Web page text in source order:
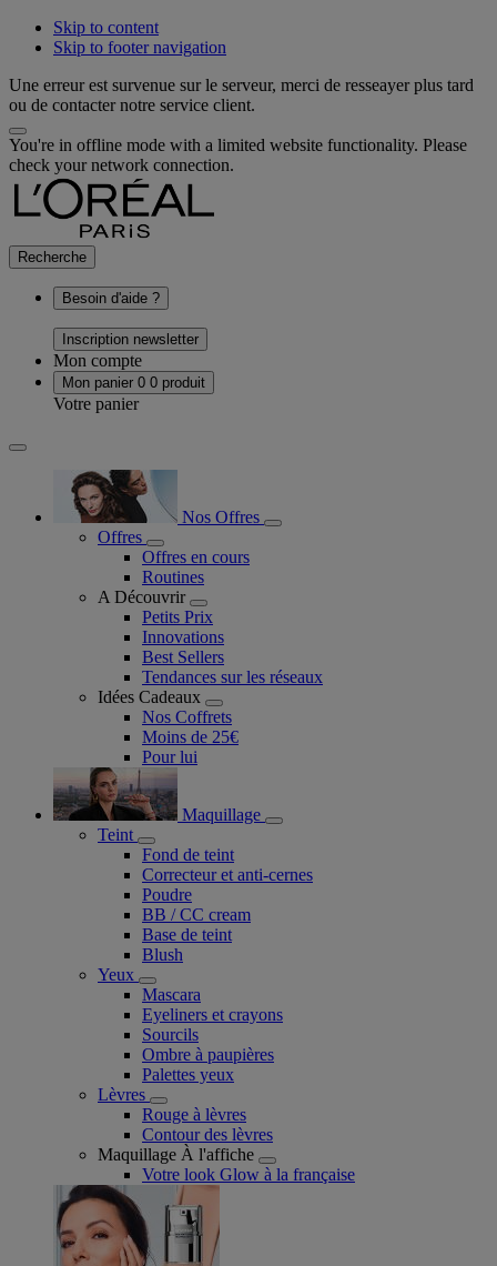
Skip to content
Skip to footer navigation
Une erreur est survenue sur le serveur, merci de resseayer plus tard
ou de contacter notre service client.
You're in offline mode with a limited website functionality. Please
check your network connection.
Recherche
Besoin d'aide ?
Inscription newsletter
Mon compte
Mon panier 0 0 produit
Votre panier
Nos Offres
Offres
Offres en cours
Routines
A Découvrir
Petits Prix
Innovations
Best Sellers
Tendances sur les réseaux
Idées Cadeaux
Nos Coffrets
Moins de 25€
Pour lui
Maquillage
Teint
Fond de teint
Correcteur et anti-cernes
Poudre
BB / CC cream
Base de teint
Blush
Yeux
Mascara
Eyeliners et crayons
Sourcils
Ombre à paupières
Palettes yeux
Lèvres
Rouge à lèvres
Contour des lèvres
Maquillage À l'affiche
Votre look Glow à la française